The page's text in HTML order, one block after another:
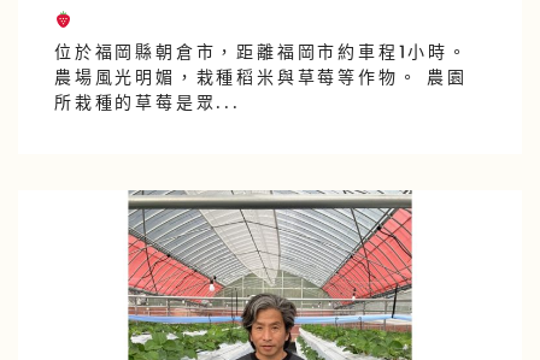
位於福岡縣朝倉市，距離福岡市約車程1小時。
農場風光明媚，栽種稻米與草莓等作物。 農園
所栽種的草莓是眾...